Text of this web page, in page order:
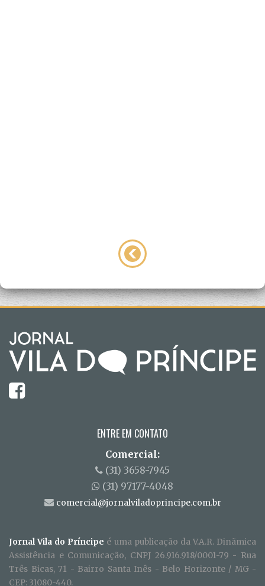
ENTRE EM CONTATO
Comercial:
(31) 3658-7945
(31) 97177-4048
comercial@jornalviladoprincipe.com.br
Jornal Vila do Príncipe é uma publicação da V.A.R. Dinãmica
Assistência e Comunicação, CNPJ 26.916.918/0001-79 - Rua
Três Bicas, 71 - Bairro Santa Inês - Belo Horizonte / MG -
CEP: 31080-440.